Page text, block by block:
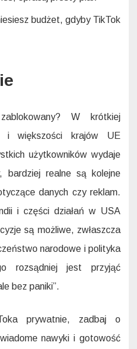
budżet, gdyby TikTok
W krótkiej
i większości krajów UE
użytkowników wydaje
bardziej realne są kolejne
danych czy reklam.
i części działań w USA
są możliwe, zwłaszcza
narodowe i polityka
rozsądniej jest przyjąć
bez paniki”.
prywatnie, zadbaj o
nawyki i gotowość